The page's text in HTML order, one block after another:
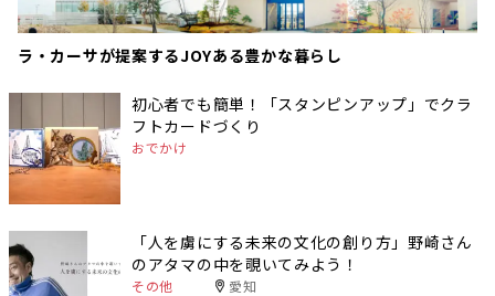
ラ・カーサが提案するJOYある豊かな暮らし
初心者でも簡単！「スタンピンアップ」でクラ
フトカードづくり
おでかけ
「人を虜にする未来の文化の創り方」野崎さん
のアタマの中を覗いてみよう！
その他 愛知